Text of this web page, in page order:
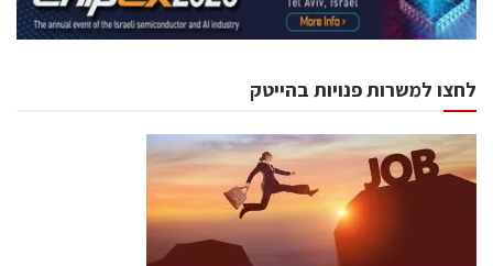
לחצו למשרות פנויות בהייטק